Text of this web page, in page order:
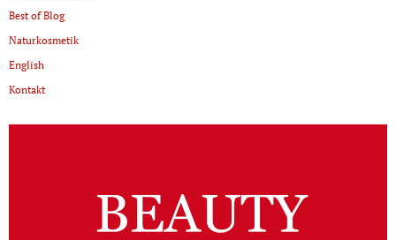
Best of Blog
Naturkosmetik
English
Kontakt